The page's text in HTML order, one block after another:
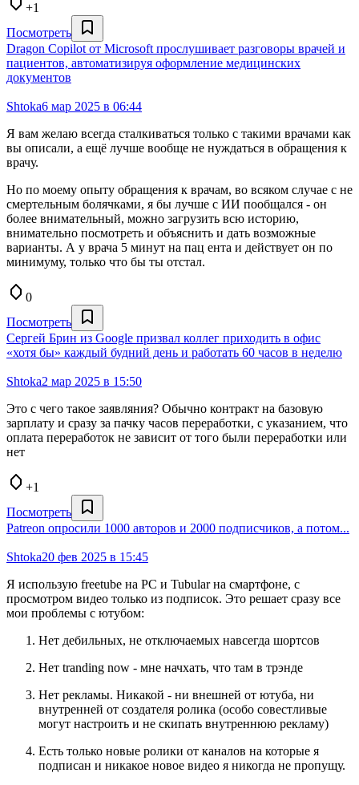
+1
Посмотреть
Dragon Copilot от Microsoft прослушивает разговоры врачей и
пациентов, автоматизируя оформление медицинских
документов
Shtoka6 мар 2025 в 06:44
Я вам желаю всегда сталкиваться только с такими врачами как
вы описали, а ещё лучше вообще не нуждаться в обращения к
врачу.
Но по моему опыту обращения к врачам, во всяком случае с не
смертельным болячками, я бы лучше с ИИ пообщался - он
более внимательный, можно загрузить всю историю,
внимательно посмотреть и объяснить и дать возможные
варианты. А у врача 5 минут на пац ента и действует он по
минимуму, только что бы ты отстал.
0
Посмотреть
Сергей Брин из Google призвал коллег приходить в офис
«хотя бы» каждый будний день и работать 60 часов в неделю
Shtoka2 мар 2025 в 15:50
Это с чего такое заявляния? Обычно контракт на базовую
зарплату и сразу за пачку часов переработки, с указанием, что
оплата переработок не зависит от того были переработки или
нет
+1
Посмотреть
Patreon опросили 1000 авторов и 2000 подписчиков, а потом...
Shtoka20 фев 2025 в 15:45
Я использую freetube на PC и Tubular на смартфоне, с
просмотром видео только из подписок. Это решает сразу все
мои проблемы с ютубом:
Нет дебильных, не отключаемых навсегда шортсов
Нет tranding now - мне начхать, что там в трэнде
Нет рекламы. Никакой - ни внешней от ютуба, ни
внутренней от создателя ролика (особо совестливые
могут настроить и не скипать внутреннюю рекламу)
Есть только новые ролики от каналов на которые я
подписан и никакое новое видео я никогда не пропущу.